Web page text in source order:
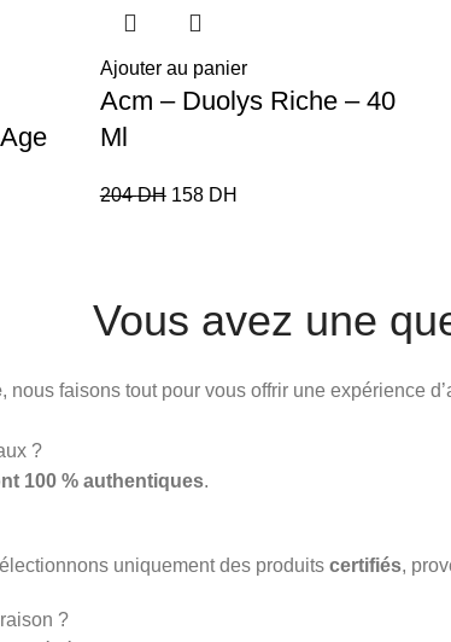
Ajouter au panier
Acm – Duolys Riche – 40
Ml
204DH 158 DH
Vous avez une
, nous faisons tout pour vous offrir une expérience
?
100 % authentiques.
uniquement des produits certifiés,
?